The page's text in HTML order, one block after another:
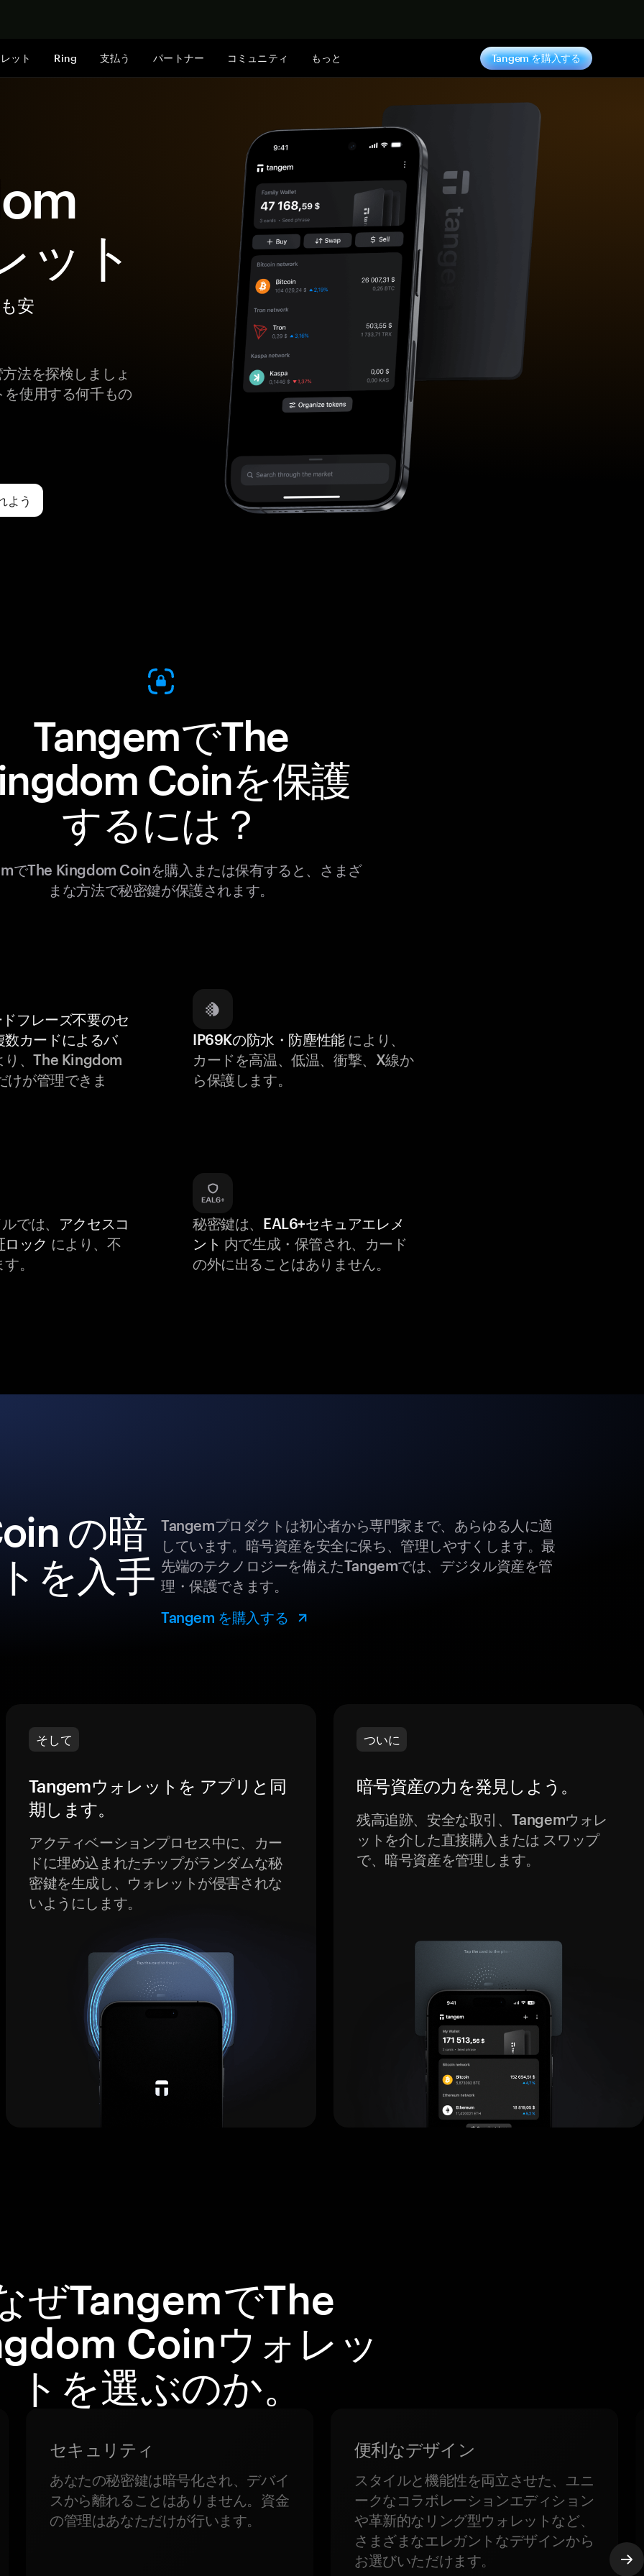
ット Ring 支払う パートナー コミュニティ もっと Tangem を購入する
ット
安
法を探検しましょ
使用する何千もの
よう
TangemでThe
Coinを保護
するには？
でThe Kingdom Coinを購入または保有すると、さまざ
まな方法で秘密鍵が保護されます。
フレーズ不要のセ
数カードによるバ
り、The Kingdom
けが管理できま
IP69Kの防水・防塵性能により、
カードを高温、低温、衝撃、X線か
ら保護します。
では、 アクセスコ
ロック により、不
。
秘密鍵は、 EAL6+セキュアエレメ
ント 内で生成・保管され、カード
の外に出ることはありません。
の暗
を入手
Tangemプロダクトは初心者から専門家まで、あらゆる人に適
しています。暗号資産を安全に保ち、管理しやすくします。最
先端のテクノロジーを備えたTangemでは、デジタル資産を管
理・保護できます。
Tangem を購入する
そして
Tangemウォレットを アプリと同
期します。
アクティベーションプロセス中に、カー
ドに埋め込まれたチップがランダムな秘
密鍵を生成し、ウォレットが侵害されな
いようにします。
ついに
暗号資産の力を発見しよう。
残高追跡、安全な取引、Tangemウォレ
ットを介した直接購入または スワップ
で、暗号資産を管理します。
ぜTangemでThe
Coinウォレッ
トを選ぶのか。
セキュリティ
あなたの秘密鍵は暗号化され、デバイ
スから離れることはありません。資金
の管理はあなただけが行います。
便利なデザイン
スタイルと機能性を両立させた、ユニ
ークなコラボレーションエディション
や革新的なリング型ウォレットなど、
さまざまなエレガントなデザインから
お選びいただけます。